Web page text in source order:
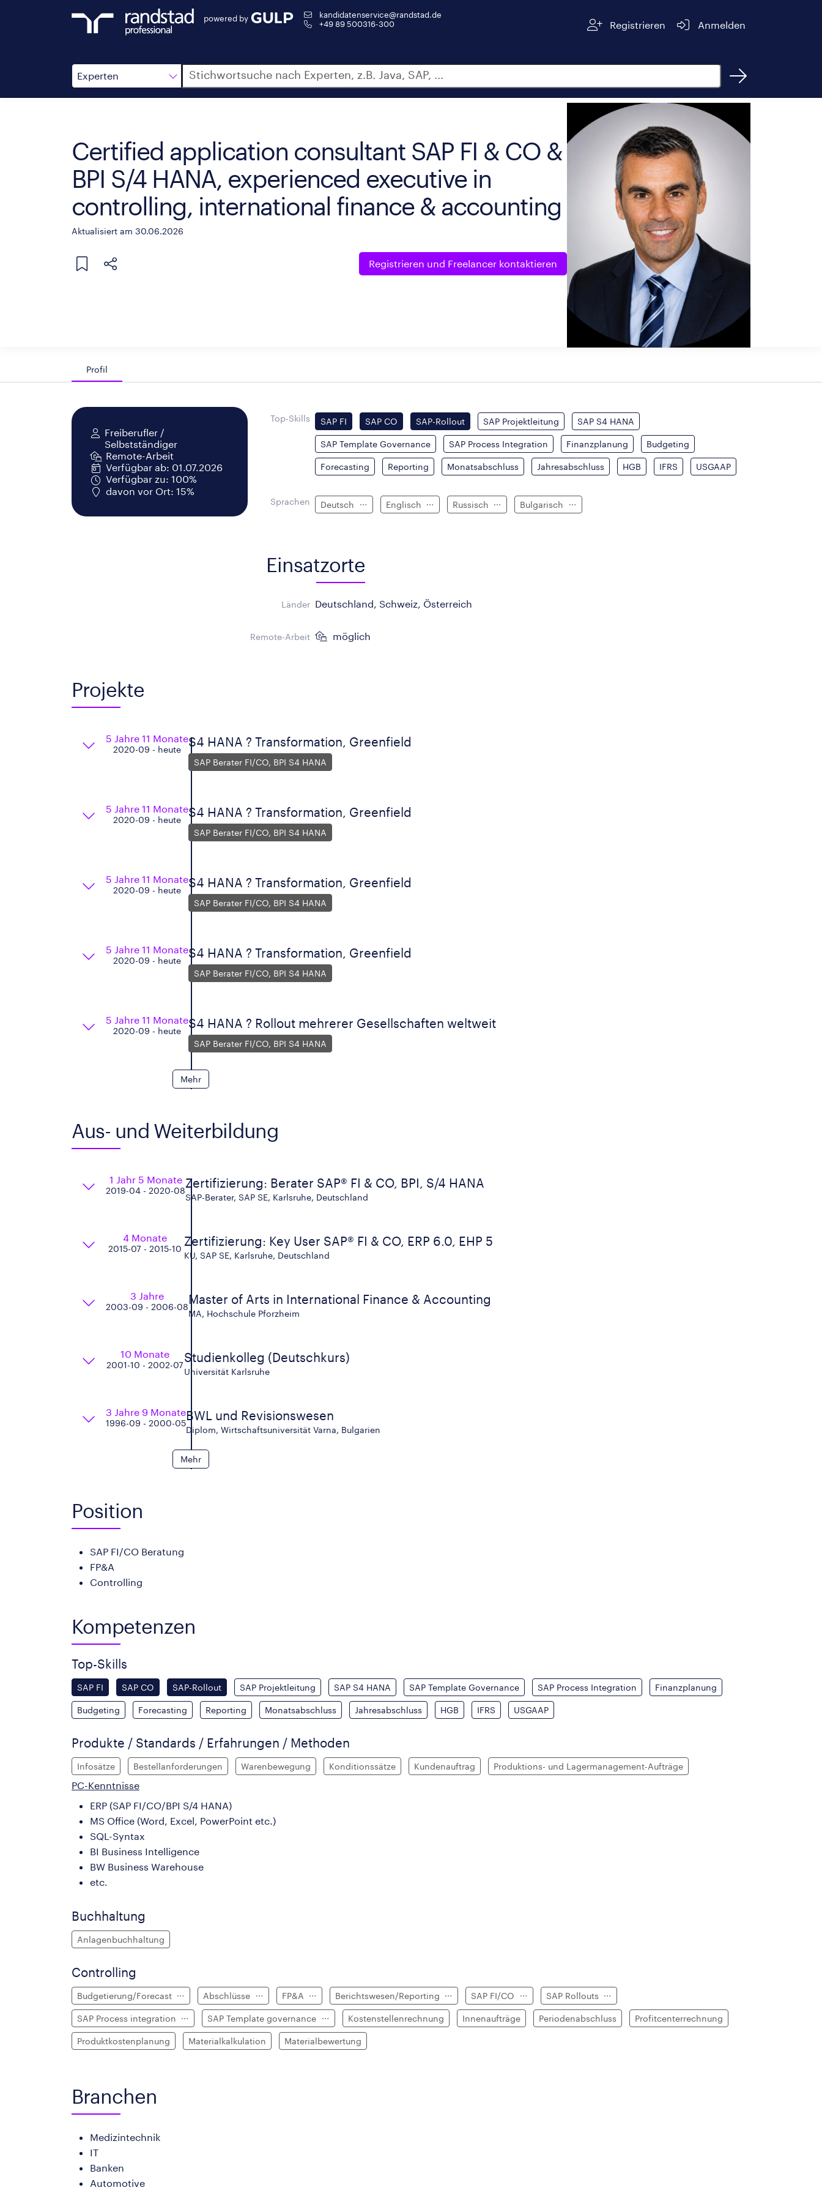
powered by
kandidatenservice@randstad.de
+49 89 500316-300
Registrieren Anmelden
Experten
Suche
Certified application consultant SAP FI & CO &
BPI S/4 HANA, experienced executive in
controlling, international finance & accounting
Aktualisiert am 30.06.2026
Registrieren und Freelancer kontaktieren
Profil
Freiberufler /
Selbstständiger
Remote-Arbeit
Verfügbar ab: 01.07.2026
Verfügbar zu: 100%
davon vor Ort: 15%
Top-Skills SAP FI SAP CO SAP-Rollout SAP Projektleitung SAP S4 HANA
SAP Template Governance SAP Process Integration Finanzplanung Budgeting
Forecasting Reporting Monatsabschluss Jahresabschluss HGB IFRS USGAAP
Sprachen Deutsch Englisch Russisch Bulgarisch
Einsatzorte
Länder Deutschland, Schweiz, Österreich
Remote-Arbeit möglich
Projekte
5 Jahre 11 Monate
2020-09 - heute
S4 HANA ? Transformation, Greenfield
SAP Berater FI/CO, BPI S4 HANA
5 Jahre 11 Monate
2020-09 - heute
S4 HANA ? Transformation, Greenfield
SAP Berater FI/CO, BPI S4 HANA
5 Jahre 11 Monate
2020-09 - heute
S4 HANA ? Transformation, Greenfield
SAP Berater FI/CO, BPI S4 HANA
5 Jahre 11 Monate
2020-09 - heute
S4 HANA ? Transformation, Greenfield
SAP Berater FI/CO, BPI S4 HANA
5 Jahre 11 Monate
2020-09 - heute
S4 HANA ? Rollout mehrerer Gesellschaften weltweit
SAP Berater FI/CO, BPI S4 HANA
Mehr
Aus- und Weiterbildung
1 Jahr 5 Monate
2019-04 - 2020-08
Zertifizierung: Berater SAP® FI & CO, BPI, S/4 HANA
SAP-Berater, SAP SE, Karlsruhe, Deutschland
4 Monate
2015-07 - 2015-10
Zertifizierung: Key User SAP® FI & CO, ERP 6.0, EHP 5
KU, SAP SE, Karlsruhe, Deutschland
3 Jahre
2003-09 - 2006-08
Master of Arts in International Finance & Accounting
MA, Hochschule Pforzheim
10 Monate
2001-10 - 2002-07
Studienkolleg (Deutschkurs)
Universität Karlsruhe
3 Jahre 9 Monate
1996-09 - 2000-05
BWL und Revisionswesen
Diplom, Wirtschaftsuniversität Varna, Bulgarien
Mehr
Position
SAP FI/CO Beratung
FP&A
Controlling
Kompetenzen
Top-Skills
SAP FI SAP CO SAP-Rollout SAP Projektleitung SAP S4 HANA SAP Template Governance SAP Process Integration Finanzplanung
Budgeting Forecasting Reporting Monatsabschluss Jahresabschluss HGB IFRS USGAAP
Produkte / Standards / Erfahrungen / Methoden
Infosätze Bestellanforderungen Warenbewegung Konditionssätze Kundenauftrag Produktions- und Lagermanagement-Aufträge
PC-Kenntnisse
ERP (SAP FI/CO/BPI S/4 HANA)
MS Office (Word, Excel, PowerPoint etc.)
SQL-Syntax
BI Business Intelligence
BW Business Warehouse
etc.
Buchhaltung
Anlagenbuchhaltung
Controlling
Budgetierung/Forecast Abschlüsse FP&A Berichtswesen/Reporting SAP FI/CO SAP Rollouts
SAP Process integration SAP Template governance Kostenstellenrechnung Innenaufträge Periodenabschluss Profitcenterrechnung
Produktkostenplanung Materialkalkulation Materialbewertung
Branchen
Medizintechnik
IT
Banken
Automotive